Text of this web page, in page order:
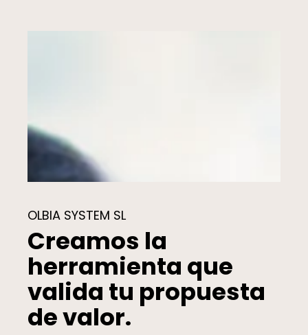
OLBIA SYSTEM SL
Creamos la
herramienta que
valida tu propuesta
de valor.